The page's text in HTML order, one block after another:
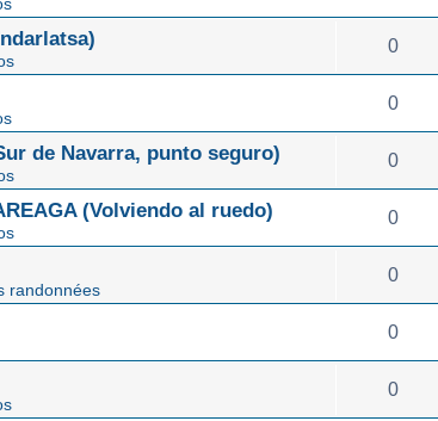
0
0
de Navarra, punto seguro) 0
(Volviendo al ruedo) 0
randonnées
0
0
0